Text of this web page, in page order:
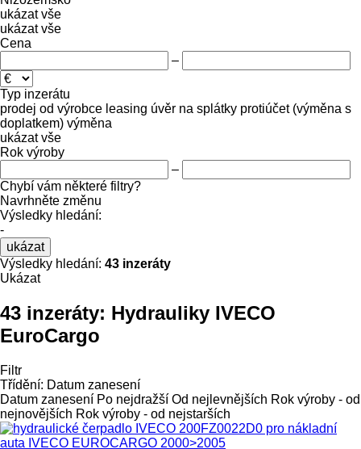
ukázat vše
ukázat vše
Cena
–
Typ inzerátu
prodej od výrobce leasing úvěr na splátky protiúčet (výměna s
doplatkem) výměna
ukázat vše
Rok výroby
–
Chybí vám některé filtry?
Navrhněte změnu
Výsledky hledání:
-
ukázat
Výsledky hledání: 43 inzeráty
Ukázat
43 inzeráty: Hydrauliky IVECO
EuroCargo
Filtr
Třídění: Datum zanesení
Datum zanesení Po nejdražší Od nejlevnějších Rok výroby - od
nejnovějších Rok výroby - od nejstarších